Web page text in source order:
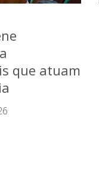
que atuam